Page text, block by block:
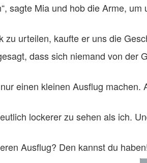
sagte Mia und hob die Arme,
zu urteilen, kaufte er uns die
dass sich niemand von
einen kleinen Ausflug
lockerer zu sehen als ich.
Ausflug? Den kannst du